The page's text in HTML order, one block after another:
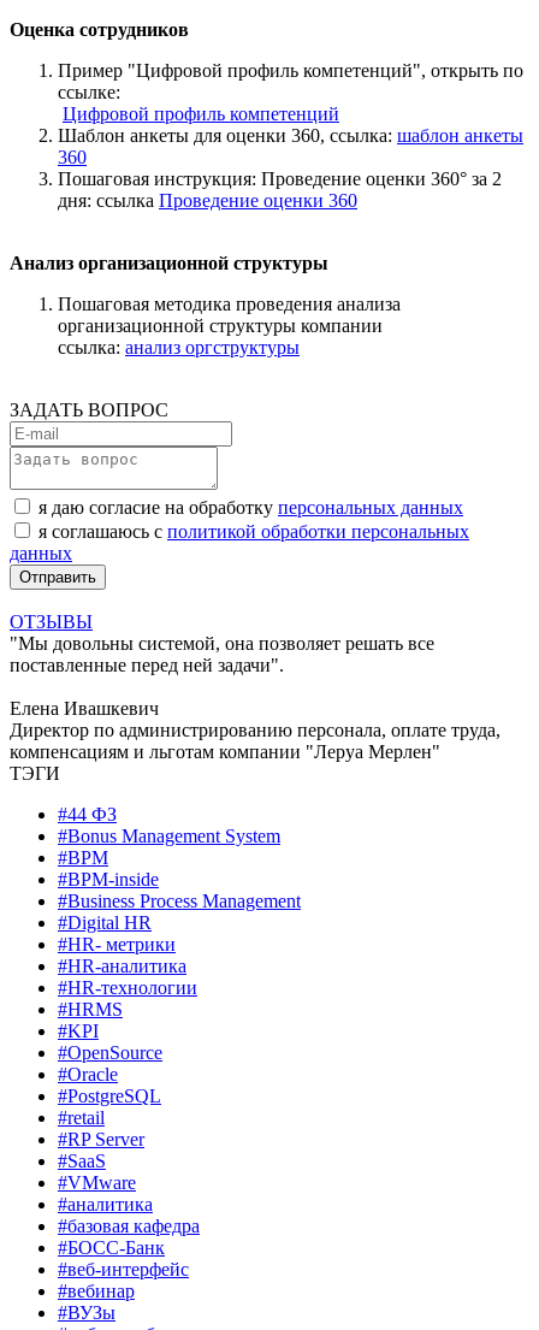
Оценка сотрудников
Пример "Цифровой профиль компетенций", открыть по
ссылке:
Цифровой профиль компетенций
Шаблон анкеты для оценки 360, ссылка: шаблон анкеты
360
Пошаговая инструкция: Проведение оценки 360° за 2
дня: ссылка Проведение оценки 360
Анализ организационной структуры
Пошаговая методика проведения анализа
организационной структуры компании
ссылка: анализ оргструктуры
ЗАДАТЬ ВОПРОС
я даю согласие на обработку персональных данных
я соглашаюсь с политикой обработки персональных
данных
ОТЗЫВЫ
"Мы довольны системой, она позволяет решать все
поставленные перед ней задачи".
Елена Ивашкевич
Директор по администрированию персонала, оплате труда,
компенсациям и льготам компании "Леруа Мерлен"
ТЭГИ
#44 ФЗ
#Bonus Management System
#BPM
#BPM-inside
#Business Process Management
#Digital HR
#HR- метрики
#HR-аналитика
#HR-технологии
#HRMS
#KPI
#OpenSource
#Oracle
#PostgreSQL
#retail
#RP Server
#SaaS
#VMware
#аналитика
#базовая кафедра
#БОСС-Банк
#веб-интерфейс
#вебинар
#ВУЗы